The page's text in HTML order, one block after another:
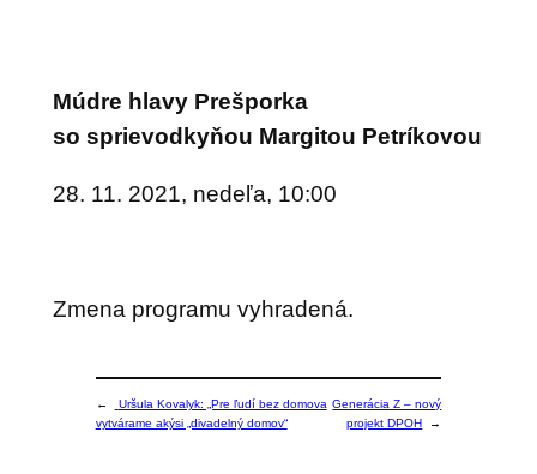
Múdre hlavy Prešporka
so sprievodkyňou Margitou Petríkovou
28. 11. 2021, nedeľa, 10:00
Zmena programu vyhradená.
←
Uršula Kovalyk: „Pre ľudí bez domova
vytvárame akýsi „divadelný domov“
Generácia Z – nový
projekt DPOH
→